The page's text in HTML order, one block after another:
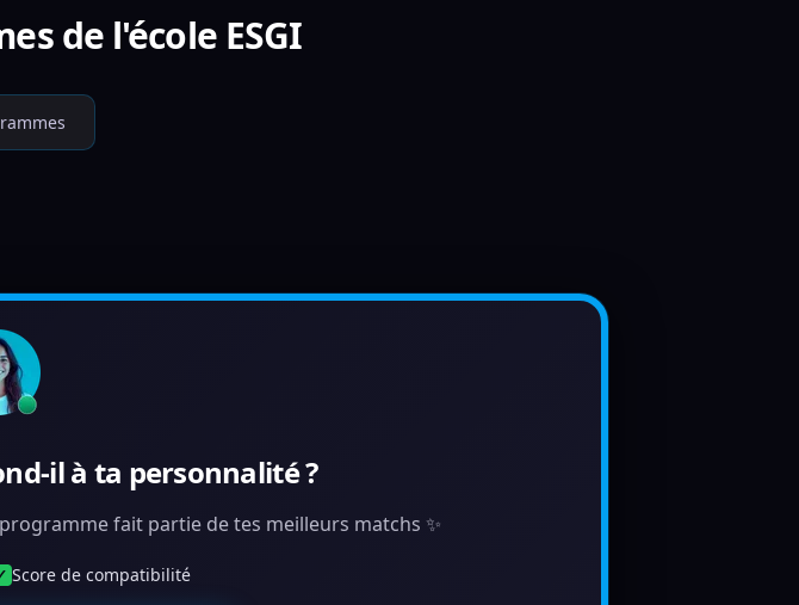
de l'école ESGI
il à ta personnalité ?
fait partie de tes meilleurs matchs ✨
Score de compatibilité